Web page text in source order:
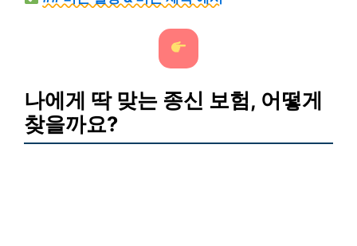
나에게 딱 맞는 종신 보험, 어떻게
찾을까요?